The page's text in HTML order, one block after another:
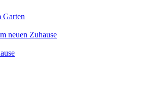
Garten
neuen Zuhause